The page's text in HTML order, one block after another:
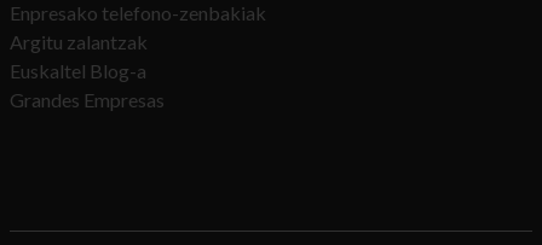
Enpresako telefono-zenbakiak
Argitu zalantzak
Euskaltel Blog-a
Grandes Empresas